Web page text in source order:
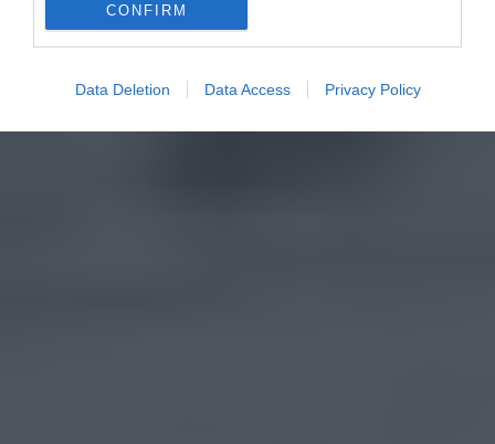
CONFIRM
Data Deletion Data Access Privacy Policy